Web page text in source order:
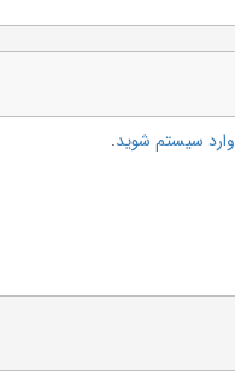
وارد سیستم شوید.